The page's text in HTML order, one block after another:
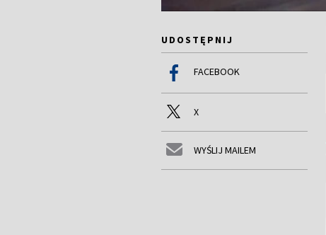
UDOSTĘPNIJ
FACEBOOK
X
WYŚLIJ MAILEM